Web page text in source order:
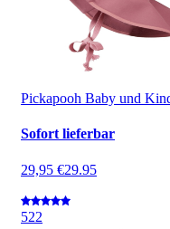
Pickapooh Baby und
Sofort lieferbar
29,95 €29.95
522